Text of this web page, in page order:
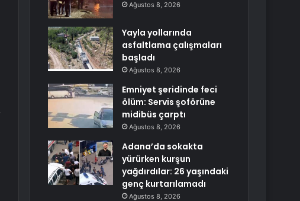
Ağustos 8, 2026
Yayla yollarında
asfaltlama çalışmaları
başladı
Ağustos 8, 2026
Emniyet şeridinde feci
ölüm: Servis şoförüne
midibüs çarptı
Ağustos 8, 2026
Adana’da sokakta
yürürken kurşun
yağdırdılar: 26 yaşındaki
genç kurtarılamadı
Ağustos 8, 2026